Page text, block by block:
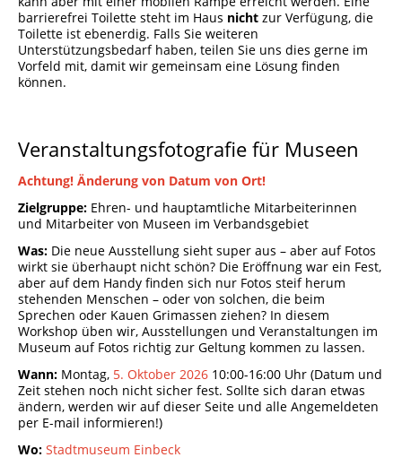
barrierefrei Toilette steht im Haus nicht zur Verfügung, die
Toilette ist ebenerdig. Falls Sie weiteren
Unterstützungsbedarf haben, teilen Sie uns dies gerne im
Vorfeld mit, damit wir gemeinsam eine Lösung finden
können.
Veranstaltungsfotografie für Museen
Achtung! Änderung von Datum von Ort!
Zielgruppe: Ehren- und hauptamtliche Mitarbeiterinnen
und Mitarbeiter von Museen im Verbandsgebiet
Was: Die neue Ausstellung sieht super aus – aber auf Fotos
wirkt sie überhaupt nicht schön? Die Eröffnung war ein Fest,
aber auf dem Handy finden sich nur Fotos steif herum
stehenden Menschen – oder von solchen, die beim
Sprechen oder Kauen Grimassen ziehen? In diesem
Workshop üben wir, Ausstellungen und Veranstaltungen im
Museum auf Fotos richtig zur Geltung kommen zu lassen.
Wann: Montag, 5. Oktober 2026 10:00-16:00 Uhr (Datum und
Zeit stehen noch nicht sicher fest. Sollte sich daran etwas
ändern, werden wir auf dieser Seite und alle Angemeldeten
per E-mail informieren!)
Wo: Stadtmuseum Einbeck
Porzellanmuseum Schloss Fürstenberg